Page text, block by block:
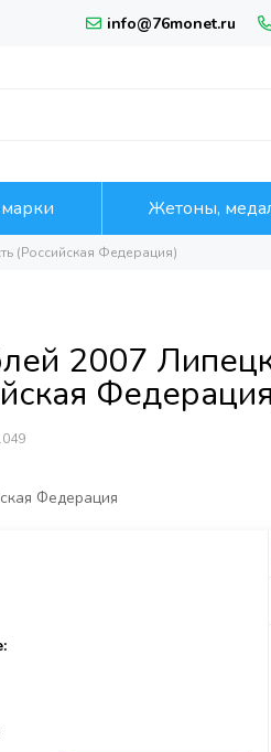
info@76monet.ru
Жетоны,
(Российская Федерация)
2007
Федерация